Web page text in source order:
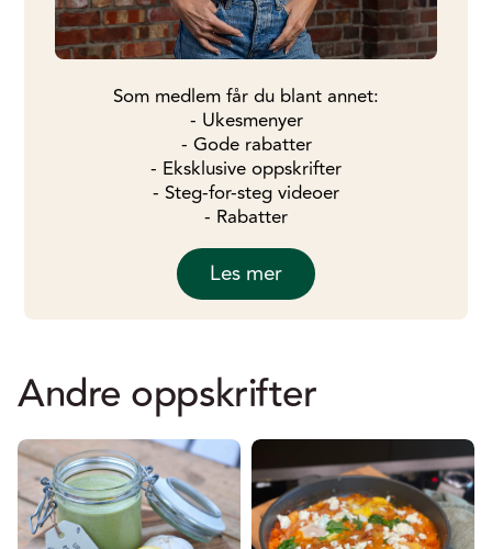
Som medlem får du blant annet:
- Ukesmenyer
- Gode rabatter
- Eksklusive oppskrifter
- Steg-for-steg videoer
- Rabatter
Les mer
Andre oppskrifter